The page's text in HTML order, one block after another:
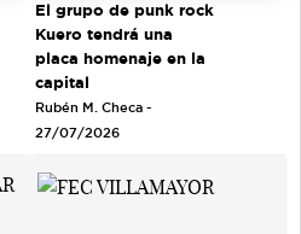
El grupo de punk rock
Kuero tendrá una
placa homenaje en la
capital
Rubén M. Checa -
27/07/2026